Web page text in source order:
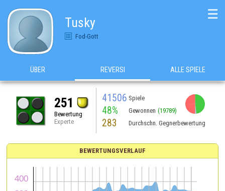
Tusky
Fod-Gott
☰
ÜBER REVERSI ALLE SPIELE
251
Bewertung
Experte
41506 Spiele
48% Gewonnen (19789)
283 Durchschn. Gegnerbewertung
BEWERTUNGSVERLAUF